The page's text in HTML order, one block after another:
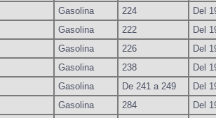
Gasolina 224
Del
Gasolina 222
Del
Gasolina 226
Del
Gasolina 238
Del
Gasolina De 241 a 249
Del
Gasolina 284
Del